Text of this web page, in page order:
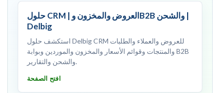
حلول CRM | العروض والمخزون وB2B والشحن |
Delbig
استكشف حلول Delbig CRM للعروض والعملاء والطلبات
والمنتجات وقوائم الأسعار والمخزون والموردين وبوابة B2B
والشحن والتقارير.
افتح الصفحة